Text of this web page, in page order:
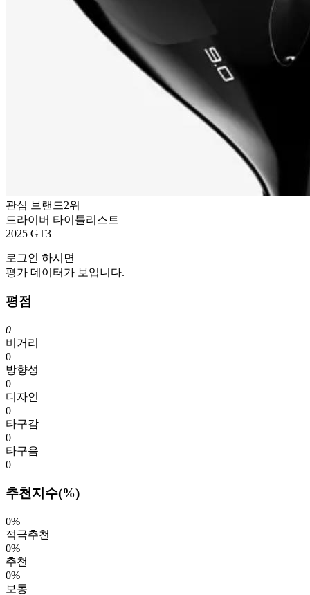
관심 브랜드2위
드라이버 타이틀리스트
2025 GT3
로그인 하시면
평가 데이터가 보입니다.
평점
0
비거리
0
방향성
0
디자인
0
타구감
0
타구음
0
추천지수(%)
0%
적극추천
0%
추천
0%
보통